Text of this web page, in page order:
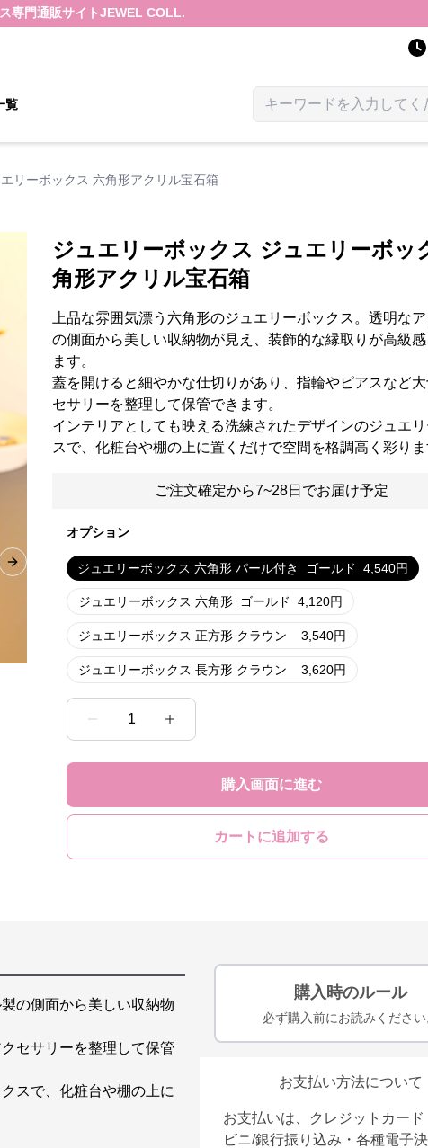
専門通販サイトJEWEL COLL.
覧
リーボックス 六角形アクリル宝石箱
Next slide
ジュエリーボックス ジュエリーボッ
角形アクリル宝石箱
上品な雰囲気漂う六角形のジュエリーボックス。透明な
の側面から美しい収納物が見え、装飾的な縁取りが高級
ます。
蓋を開けると細やかな仕切りがあり、指輪やピアスなど
セサリーを整理して保管できます。
インテリアとしても映える洗練されたデザインのジュエ
スで、化粧台や棚の上に置くだけで空間を格調高く彩りま
ご注文確定から7~28日でお届け予定
オプション
ジュエリーボックス 六角形 パール付き ゴールド 4,540円
ジュエリーボックス 六角形 ゴールド 4,120円
ジュエリーボックス 正方形 クラウン 3,540円
ジュエリーボックス 長方形 クラウン 3,620円
1
購入画面に進む
カートに追加する
の側面から美しい収納物
セサリーを整理して保管
スで、化粧台や棚の上に
購入時のルール
必ず購入前にお読みください
お支払い方法について
お支払いは、クレジットカード
ビニ/銀行振り込み・各種電子